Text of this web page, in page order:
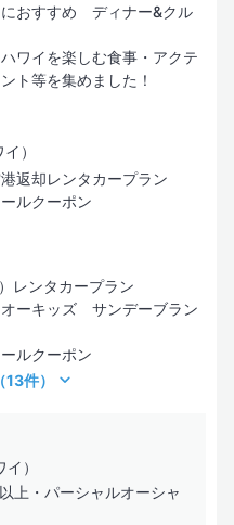
におすすめ ディナー&クル
ワイを楽しむ食事・アクテ
ト等を集めました！
）
返却レンタカープラン
ルクーポン
レンタカープラン
ーキッズ サンデーブラン
ルクーポン
（13件）
）
上・パーシャルオーシャ